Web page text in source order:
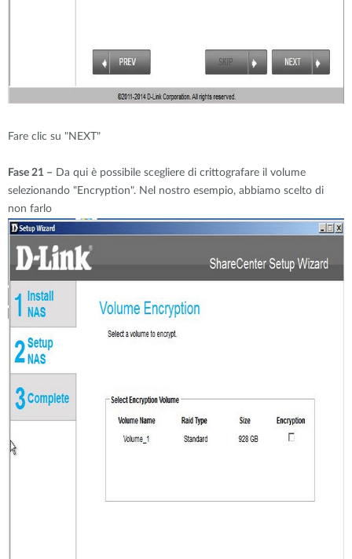
Fare clic su "NEXT"
Fase 21 – Da qui è possibile scegliere di crittografare il volume
selezionando "Encryption". Nel nostro esempio, abbiamo scelto di
non farlo